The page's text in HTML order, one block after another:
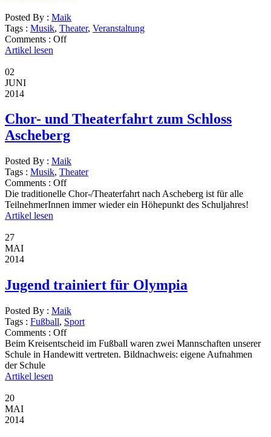
Posted By : Maik
Tags : Musik, Theater, Veranstaltung
Comments : Off
Artikel lesen
02
JUNI
2014
Chor- und Theaterfahrt zum Schloss
Ascheberg
Posted By : Maik
Tags : Musik, Theater
Comments : Off
Die traditionelle Chor-/Theaterfahrt nach Ascheberg ist für alle
TeilnehmerInnen immer wieder ein Höhepunkt des Schuljahres!
Artikel lesen
27
MAI
2014
Jugend trainiert für Olympia
Posted By : Maik
Tags : Fußball, Sport
Comments : Off
Beim Kreisentscheid im Fußball waren zwei Mannschaften unserer
Schule in Handewitt vertreten. Bildnachweis: eigene Aufnahmen
der Schule
Artikel lesen
20
MAI
2014